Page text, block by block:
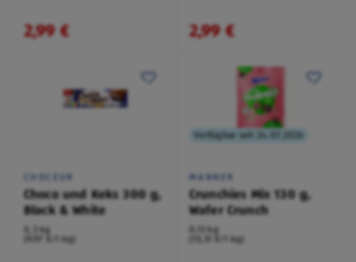
2,99 € 2,99 €
CHOCEUR
Choco und Keks 300 g,
Black & White
0,3 kg
(9,97 €/1 kg)
Verfügbar seit 24.07.2026
MANNER
Crunchies Mix 130 g,
Wafer Crunch
0,13 kg
(15,31 €/1 kg)